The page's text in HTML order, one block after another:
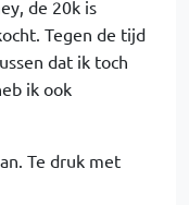
de 20k is
Tegen de tijd
dat ik toch
ik ook
Te druk met